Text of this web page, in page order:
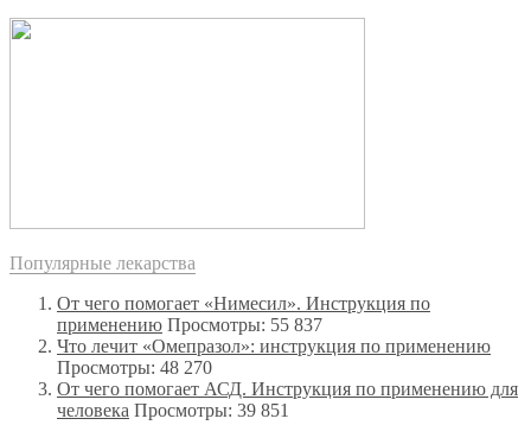
Популярные лекарства
От чего помогает «Нимесил». Инструкция по
применению Просмотры: 55 837
Что лечит «Омепразол»: инструкция по применению
Просмотры: 48 270
От чего помогает АСД. Инструкция по применению для
человека Просмотры: 39 851